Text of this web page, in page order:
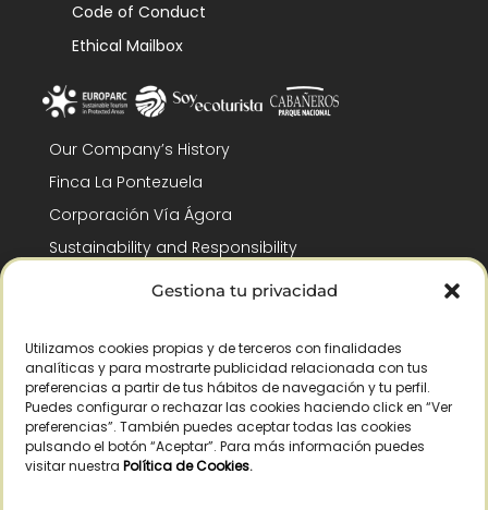
Gestiona tu privacidad
Utilizamos cookies propias y de terceros con finalidades
analíticas y para mostrarte publicidad relacionada con tus
preferencias a partir de tus hábitos de navegación y tu perfil.
Puedes configurar o rechazar las cookies haciendo click en “Ver
preferencias”. También puedes aceptar todas las cookies
pulsando el botón “Aceptar”. Para más información puedes
visitar nuestra Política de Cookies.
Code of Conduct
Ethical Mailbox
Our Company’s History
Finca La Pontezuela
Corporación Vía Ágora
Sustainability and Responsibility
CSR and Fundación Gómez-Pintado
Recognitions